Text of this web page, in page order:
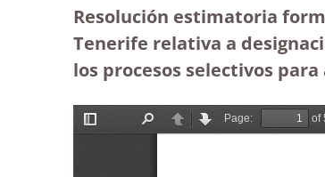
Resolución estimatoria
Tenerife relativa a
los procesos selectivos